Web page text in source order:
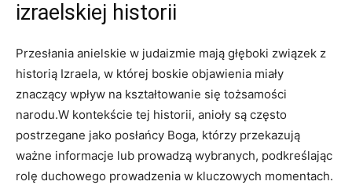
izraelskiej historii
Przesłania anielskie w judaizmie mają głęboki związek z
historią Izraela, w której boskie objawienia miały
znaczący wpływ na kształtowanie się tożsamości
narodu.W kontekście tej historii, anioły są często
postrzegane jako posłańcy Boga, którzy przekazują
ważne informacje lub prowadzą wybranych, podkreślając
rolę duchowego prowadzenia w kluczowych momentach.